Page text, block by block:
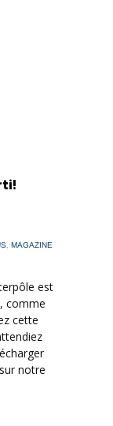
MAGAZINE
est
comme
cette
notre